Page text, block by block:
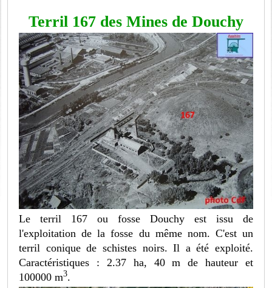
Terril 167 des Mines de Douchy
Le terril 167 ou fosse Douchy est issu de
l'exploitation de la fosse du même nom. C'est un
terril conique de schistes noirs. Il a été exploité.
Caractéristiques : 2.37 ha, 40 m de hauteur et
100000 m3.